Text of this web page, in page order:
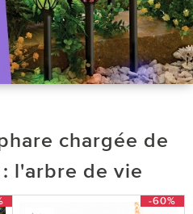
chargée de
l'arbre de vie
-60%